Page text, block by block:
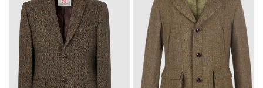
Die
Optionen
können
auf
der
Produktseite
gewählt
Die
Optionen
können
auf
der
Produktseite
gewählt